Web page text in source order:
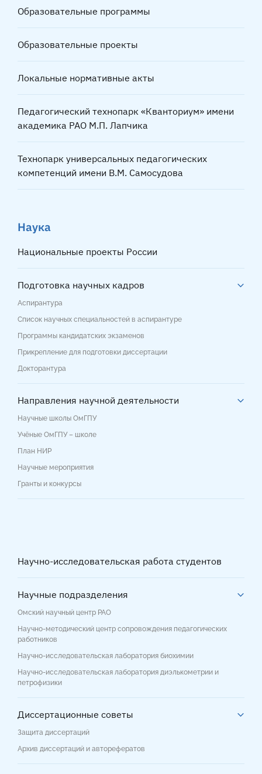
Образовательные программы
Образовательные проекты
Локальные нормативные акты
Педагогический технопарк «Кванториум» имени
академика РАО М.П. Лапчика
Технопарк универсальных педагогических
компетенций имени В.М. Самосудова
Наука
Национальные проекты России
Подготовка научных кадров
Аспирантура
Список научных специальностей в аспирантуре
Программы кандидатских экзаменов
Прикрепление для подготовки диссертации
Докторантура
Направления научной деятельности
Научные школы ОмГПУ
Учёные ОмГПУ – школе
План НИР
Научные мероприятия
Гранты и конкурсы
Научно-исследовательская работа студентов
Научные подразделения
Омский научный центр РАО
Научно-методический центр сопровождения педагогических
работников
Научно-исследовательская лаборатория биохимии
Научно-исследовательская лаборатория диэлькометрии и
петрофизики
Диссертационные советы
Защита диссертаций
Архив диссертаций и авторефератов